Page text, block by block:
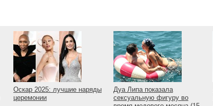
Оскар 2025: лучшие наряды
церемонии
Дуа Липа показала
сексуальную фигуру во